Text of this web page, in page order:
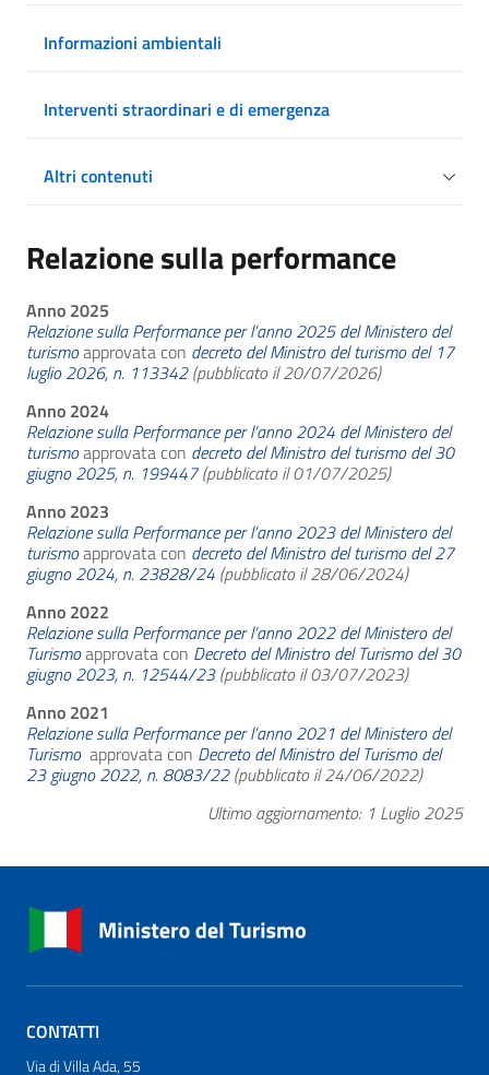
Informazioni ambientali
Interventi straordinari e di emergenza
Altri contenuti
Relazione sulla performance
Anno 2025
Relazione sulla Performance per l’anno 2025 del Ministero del
turismoapprovata con decreto del Ministro del turismo del 17
luglio 2026, n. 113342 (pubblicato il 20/07/2026)
Anno 2024
Relazione sulla Performance per l’anno 2024 del Ministero del
turismoapprovata con decreto del Ministro del turismo del 30
giugno 2025, n. 199447(pubblicato il 01/07/2025)
Anno 2023
Relazione sulla Performance per l’anno 2023 del Ministero del
turismoapprovata con decreto del Ministro del turismo del 27
giugno 2024, n. 23828/24 (pubblicato il 28/06/2024)
Anno 2022
Relazione sulla Performance per l’anno 2022 del Ministero del
Turismoapprovata con Decreto del Ministro del Turismo del 30
giugno 2023, n. 12544/23 (pubblicato il 03/07/2023)
Anno 2021
Relazione sulla Performance per l’anno 2021 del Ministero del
Turismoapprovata con Decreto del Ministro del Turismo del
23 giugno 2022, n. 8083/22 (pubblicato il 24/06/2022)
Ultimo aggiornamento: 1 Luglio 2025
CONTATTI
Via di Villa Ada, 55